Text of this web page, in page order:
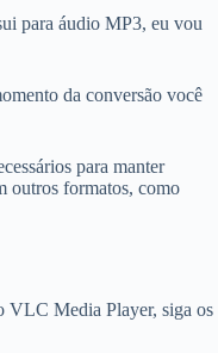
para áudio MP3, eu vou
da conversão você
para manter
outros formatos, como
VLC Media Player, siga os